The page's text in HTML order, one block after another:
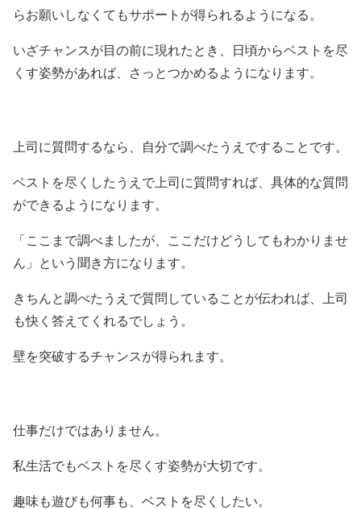
らお願いしなくてもサポートが得られるようになる。
いざチャンスが目の前に現れたとき、日頃からベストを尽
くす姿勢があれば、さっとつかめるようになります。
上司に質問するなら、自分で調べたうえですることです。
ベストを尽くしたうえで上司に質問すれば、具体的な質問
ができるようになります。
「ここまで調べましたが、ここだけどうしてもわかりませ
ん」という聞き方になります。
きちんと調べたうえで質問していることが伝われば、上司
も快く答えてくれるでしょう。
壁を突破するチャンスが得られます。
仕事だけではありません。
私生活でもベストを尽くす姿勢が大切です。
趣味も遊びも何事も、ベストを尽くしたい。